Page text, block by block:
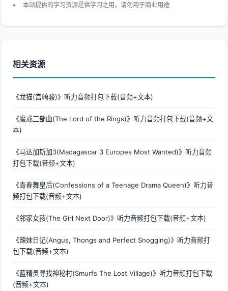
本站提供的学习资源是供学习之用，请勿用于商业用途
相关资源
《龙猫(宫崎骏)》听力音频打包下载(音频+文本)
《魔戒三部曲(The Lord of the Rings)》听力音频打包下载(音频+文
本)
《马达加斯加3(Madagascar 3 Europes Most Wanted)》听力音频
打包下载(音频+文本)
《青春舞皇后(Confessions of a Teenage Drama Queen)》听力音
频打包下载(音频+文本)
《邻家女孩(The Girl Next Door)》听力音频打包下载(音频+文本)
《辣妹日记(Angus, Thongs and Perfect Snogging)》听力音频打
包下载(音频+文本)
《蓝精灵寻找神秘村(Smurfs The Lost Village)》听力音频打包下载
(音频+文本)